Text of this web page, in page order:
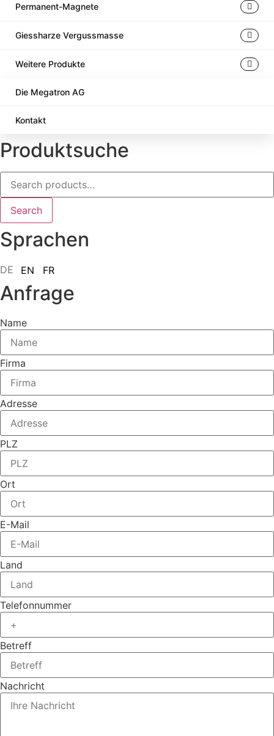
Permanent-Magnete
Giessharze Vergussmasse
Weitere Produkte
Die Megatron AG
Kontakt
Produktsuche
Search
for:
Search
Sprachen
DE EN FR
Anfrage
Name
Firma
Adresse
PLZ
Ort
E-Mail
Land
Telefonnummer
Betreff
Nachricht